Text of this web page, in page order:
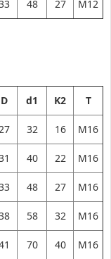
48 27 M12
D d1 K2
T
27 32 16
M16
40 22
M16
48 27
M16
58 32
M16
70 40 M16